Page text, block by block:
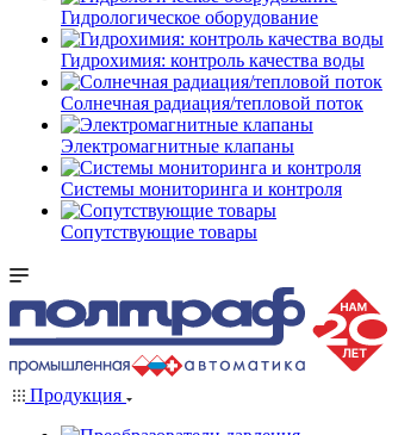
Гидрологическое оборудование
Гидрохимия: контроль качества воды
Солнечная радиация/тепловой поток
Электромагнитные клапаны
Системы мониторинга и контроля
Сопутствующие товары
Продукция